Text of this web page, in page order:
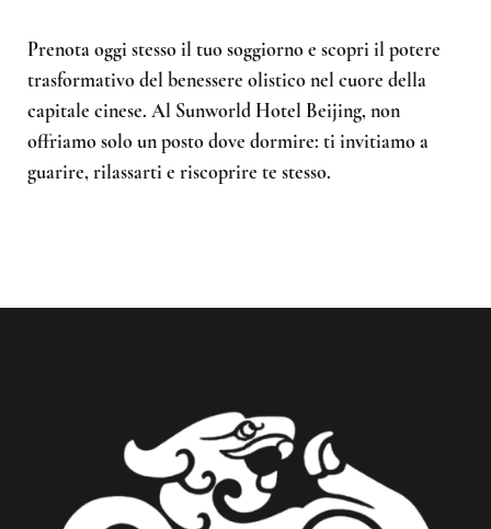
Prenota oggi stesso il tuo soggiorno e scopri il potere
trasformativo del benessere olistico nel cuore della
capitale cinese. Al Sunworld Hotel Beijing, non
offriamo solo un posto dove dormire: ti invitiamo a
guarire, rilassarti e riscoprire te stesso.